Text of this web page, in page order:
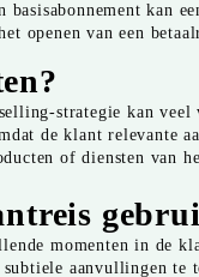
basisabonnement kan
openen van een
strategie kan
de klant relevante
of diensten van
momenten in de
aanvullingen te